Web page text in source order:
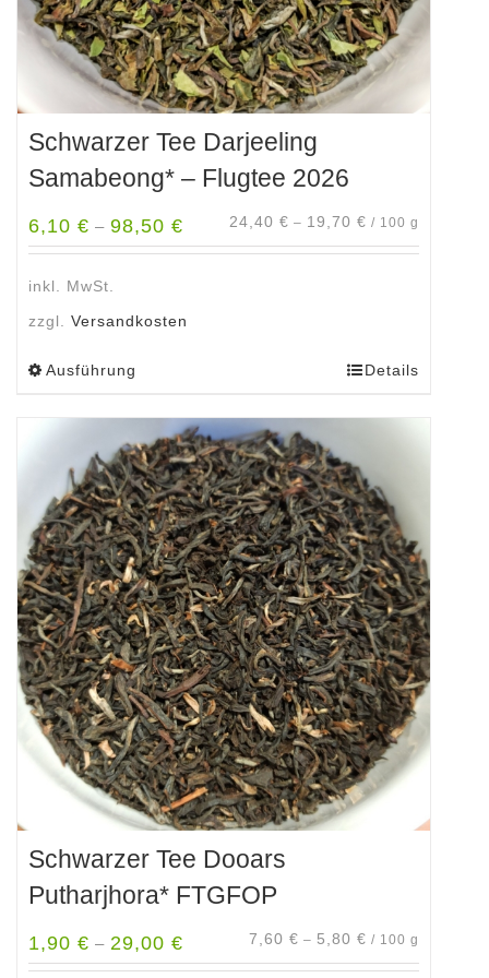
werden
Schwarzer Tee Darjeeling
Samabeong* – Flugtee 2026
6,10 € – 98,50 € 24,40 € – 19,70 € / 100 g
inkl. MwSt.
zzgl. Versandkosten
Ausführung
weist
mehrere
Varianten
auf.
Die
Optionen
können
auf
der
Produktseite
gewählt
werden
Details
Schwarzer Tee Dooars
Putharjhora* FTGFOP
1,90 € – 29,00 € 7,60 € – 5,80 € / 100 g